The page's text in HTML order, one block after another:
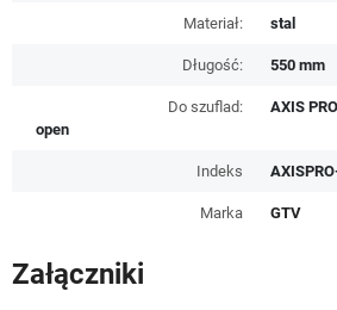
Materiał: stal
Długość: 550 mm
Do szuflad:
AXIS
open
Indeks
Marka GTV
Załączniki